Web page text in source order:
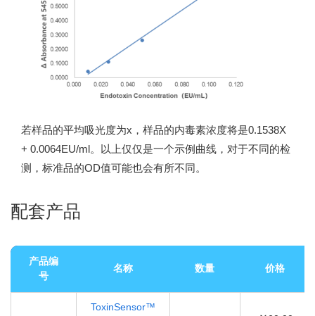
若样品的平均吸光度为x，样品的内毒素浓度将是0.1538X
+ 0.0064EU/ml。以上仅仅是一个示例曲线，对于不同的检
测，标准品的OD值可能也会有所不同。
配套产品
产品编
号
名称 数量 价格
ToxinSensor™